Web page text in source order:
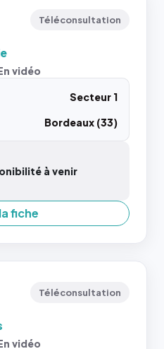
Téléconsultation
vidéo
Secteur 1
Bordeaux (33)
à venir
fiche
Téléconsultation
vidéo